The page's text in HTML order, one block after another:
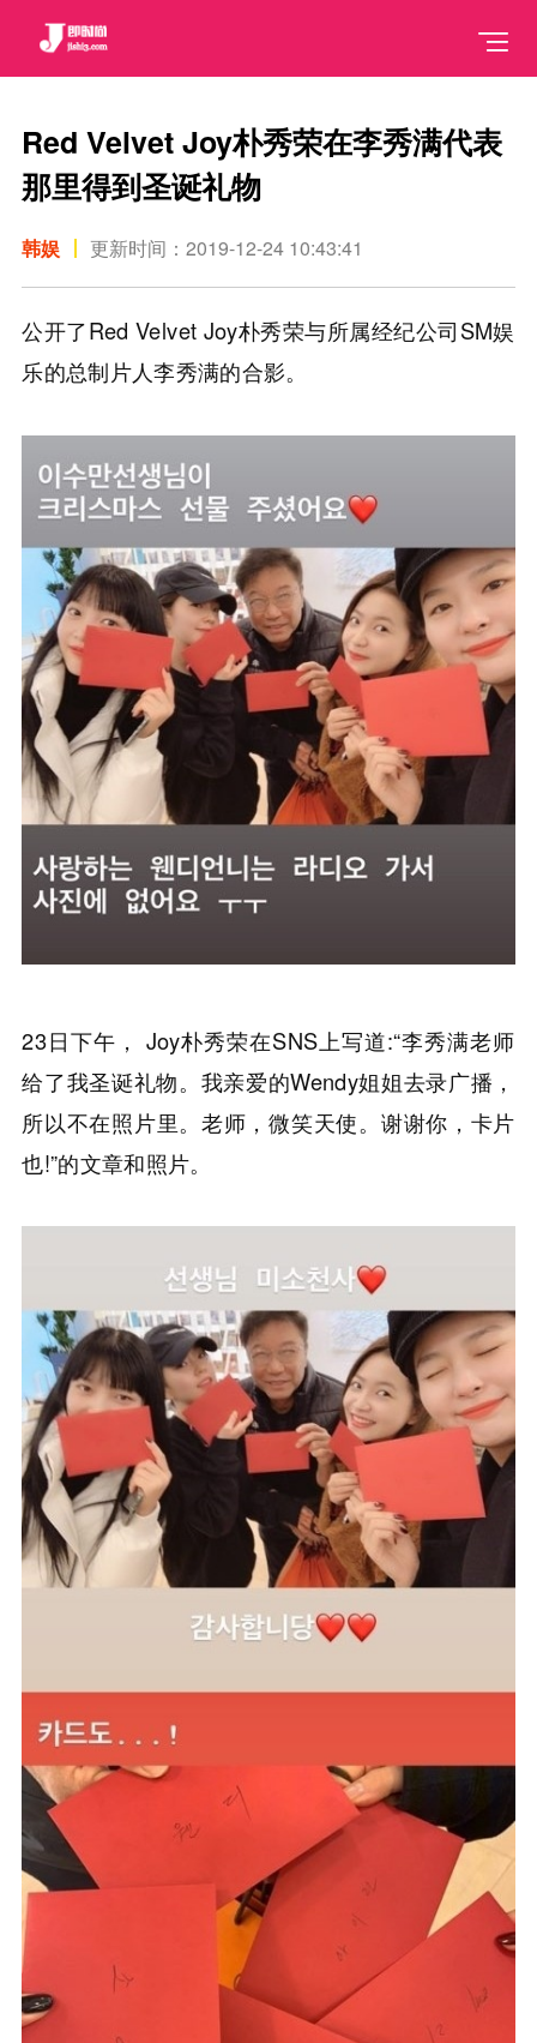
Red Velvet Joy朴秀荣在李秀满代表
那里得到圣诞礼物
韩娱 更新时间：2019-12-24 10:43:41
公开了Red Velvet Joy朴秀荣与所属经纪公司SM娱
乐的总制片人李秀满的合影。
23日下午， Joy朴秀荣在SNS上写道:“李秀满老师
给了我圣诞礼物。我亲爱的Wendy姐姐去录广播，
所以不在照片里。老师，微笑天使。谢谢你，卡片
也!”的文章和照片。